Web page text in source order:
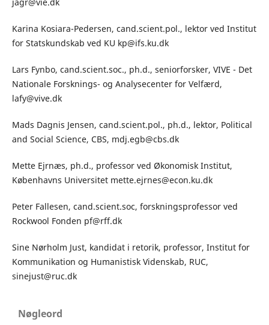
Karina Kosiara-Pedersen, cand.scient.pol., lektor ved Institut
for Statskundskab ved KU kp@ifs.ku.dk
Lars Fynbo, cand.scient.soc., ph.d., seniorforsker, VIVE - Det
Nationale Forsknings- og Analysecenter for Velfærd,
lafy@vive.dk
Mads Dagnis Jensen, cand.scient.pol., ph.d., lektor, Political
and Social Science, CBS, mdj.egb@cbs.dk
Mette Ejrnæs, ph.d., professor ved Økonomisk Institut,
Københavns Universitet mette.ejrnes@econ.ku.dk
Peter Fallesen, cand.scient.soc, forskningsprofessor ved
Rockwool Fonden pf@rff.dk
Sine Nørholm Just, kandidat i retorik, professor, Institut for
Kommunikation og Humanistisk Videnskab, RUC,
sinejust@ruc.dk
Nøgleord